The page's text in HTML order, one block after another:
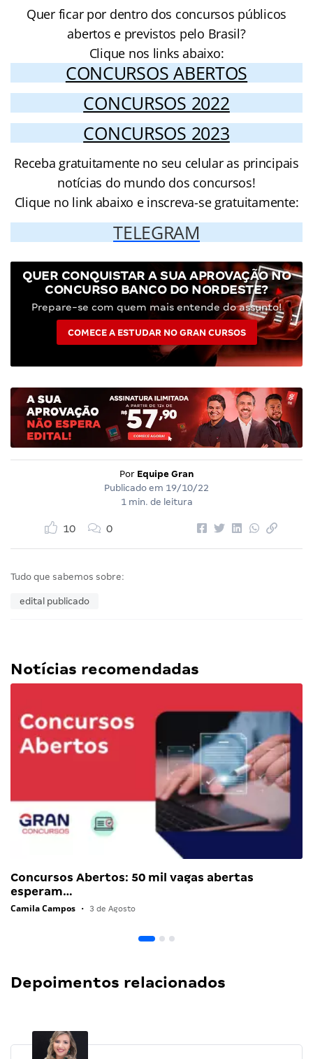
Quer ficar por dentro dos concursos públicos
abertos e previstos pelo Brasil?
Clique nos links abaixo:
CONCURSOS ABERTOS
CONCURSOS 2022
CONCURSOS 2023
Receba gratuitamente no seu celular as principais
notícias do mundo dos concursos!
Clique no link abaixo e inscreva-se gratuitamente:
TELEGRAM
QUER CONQUISTAR A SUA APROVAÇÃO NO
CONCURSO BANCO DO NORDESTE?
Prepare-se com quem mais entende do assunto!
COMECE A ESTUDAR NO GRAN CURSOS
Por Equipe Gran
Publicado em 19/10/22
1 min. de leitura
10 0
Tudo que sabemos sobre:
edital publicado
Notícias recomendadas
Concursos Abertos: 50 mil vagas abertas
esperam…
Camila Campos • 3 de Agosto
Depoimentos relacionados